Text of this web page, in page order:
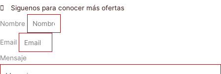
Siguenos para conocer más ofertas
Nombre
Email
Mensaje